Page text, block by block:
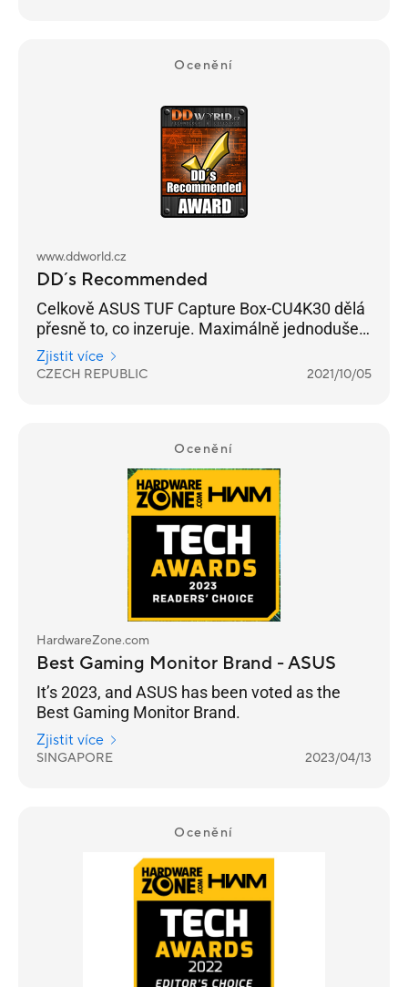
Ocenění
www.ddworld.cz
DD´s Recommended
Celkově ASUS TUF Capture Box-CU4K30 dělá
přesně to, co inzeruje. Maximálně jednoduše a
funkčně, řekl bych. Nenapadá mě, jak by se to
dalo dělat ještě jednodušeji. Asi nejzajímavější
Zjistit více
CZECH REPUBLIC 2021/10/05
Ocenění
HardwareZone.com
Best Gaming Monitor Brand - ASUS
It’s 2023, and ASUS has been voted as the
Best Gaming Monitor Brand.
Zjistit více
SINGAPORE 2023/04/13
Ocenění